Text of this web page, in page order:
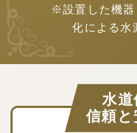
※設置した機器
化による水
水道
信頼と